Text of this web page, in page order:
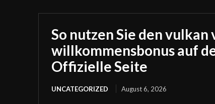
So nutzen Sie den vulkan
willkommensbonus auf
Offizielle Seite
UNCATEGORIZED August 6, 2026